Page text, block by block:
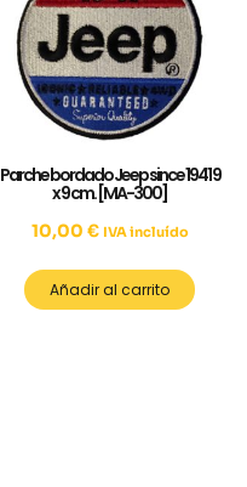
Parche bordado Jeep since 1941 9
x 9 cm. [MA-300]
10,00 € IVA incluído
Añadir al carrito